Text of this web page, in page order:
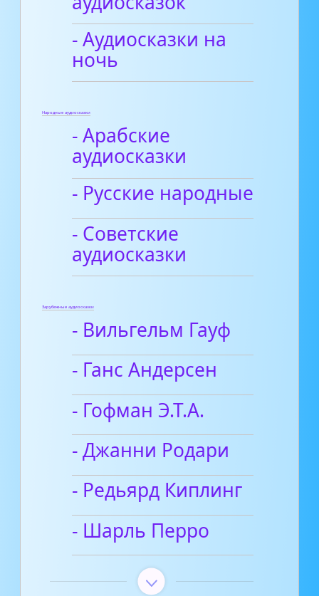
- Аудиосказки на
ночь
Народные аудиосказки
- Арабские
аудиосказки
- Русские народные
- Советские
аудиосказки
Зарубежные аудиосказки
- Вильгельм Гауф
- Ганс Андерсен
- Гофман Э.Т.А.
- Джанни Родари
- Редьярд Киплинг
- Шарль Перро